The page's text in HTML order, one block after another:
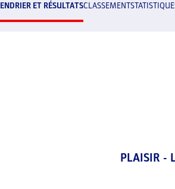
ET RÉSULTATSCLASSEMENT
PLAISIR -